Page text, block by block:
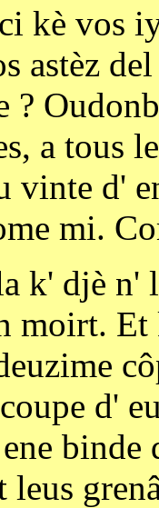
kè vos
astèz
?
a tous
vinte d'
mi.
k' djè n'
moirt. Et
d'